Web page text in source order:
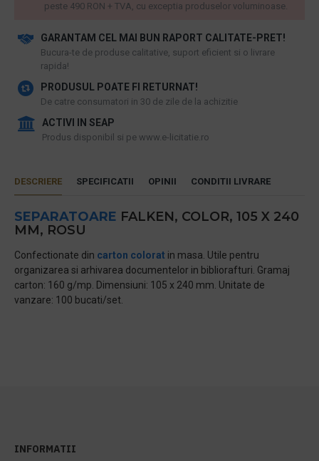
GARANTAM CEL MAI BUN RAPORT CALITATE-PRET!
​Bucura-te de produse calitative, suport eficient si o livrare
rapida!
PRODUSUL POATE FI RETURNAT!
De catre consumatori in 30 de zile de la achizitie
ACTIVI IN SEAP
Produs disponibil si pe www.e-licitatie.ro
peste 490 RON + TVA, cu exceptia produselor voluminoase.
DESCRIERE SPECIFICATII OPINII CONDITII LIVRARE
SEPARATOARE FALKEN, COLOR, 105 X 240
MM, ROSU
Confectionate din carton colorat in masa. Utile pentru
organizarea si arhivarea documentelor in bibliorafturi. Gramaj
carton: 160 g/mp. Dimensiuni: 105 x 240 mm. Unitate de
vanzare: 100 bucati/set.
INFORMATII